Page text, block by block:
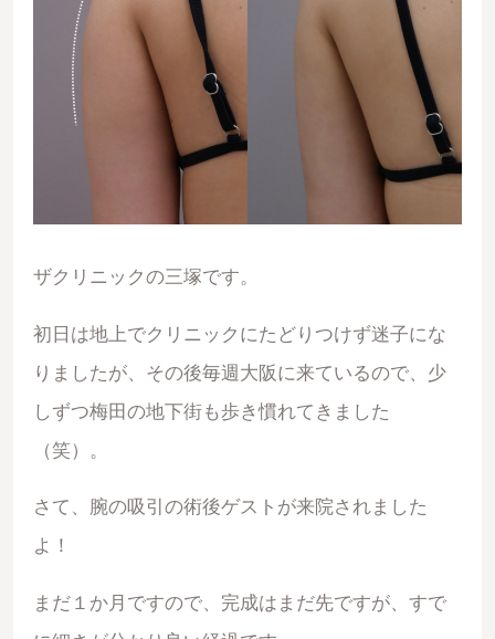
ザクリニックの三塚です。
初日は地上でクリニックにたどりつけず迷子にな
りましたが、その後毎週大阪に来ているので、少
しずつ梅田の地下街も歩き慣れてきました
（笑）。
さて、腕の吸引の術後ゲストが来院されました
よ！
まだ１か月ですので、完成はまだ先ですが、すで